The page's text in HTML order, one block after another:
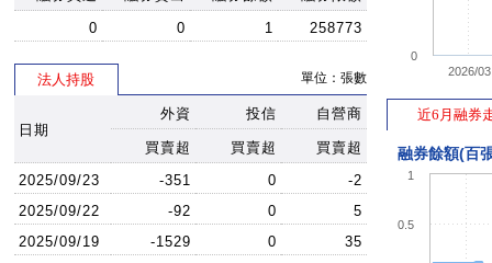
0
0 1 258773
法人持股 單位：張數
日期
外資 投信 自營商
買賣超 買賣超
買賣超
2025/09/23
-351 0
-2
2025/09/22
-92 0
5
2025/09/19
-1529 0
35
2026/03
0
近6月融券
融券餘額(百
0.5
1